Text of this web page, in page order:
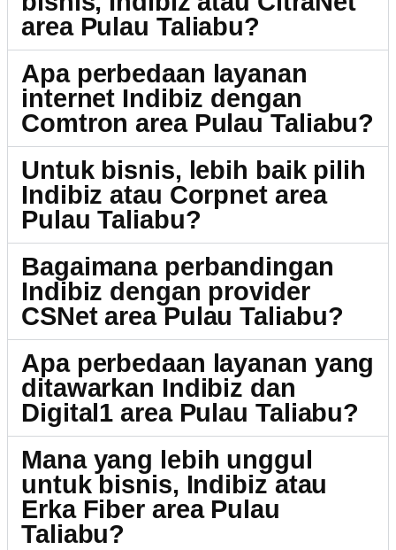
area Pulau Taliabu?
Apa perbedaan layanan
internet Indibiz dengan
Comtron area Pulau Taliabu?
Untuk bisnis, lebih baik pilih
Indibiz atau Corpnet area
Pulau Taliabu?
Bagaimana perbandingan
Indibiz dengan provider
CSNet area Pulau Taliabu?
Apa perbedaan layanan yang
ditawarkan Indibiz dan
Digital1 area Pulau Taliabu?
Mana yang lebih unggul
untuk bisnis, Indibiz atau
Erka Fiber area Pulau
Taliabu?